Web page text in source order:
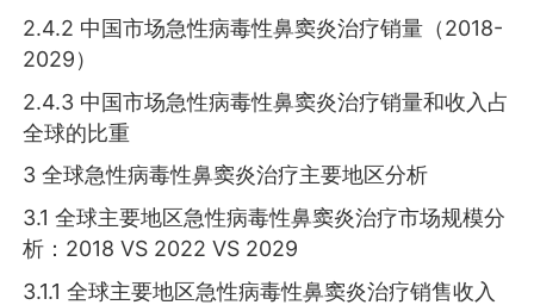
2.4.2 中国市场急性病毒性鼻窦炎治疗销量（2018-
2029）
2.4.3 中国市场急性病毒性鼻窦炎治疗销量和收入占
全球的比重
3 全球急性病毒性鼻窦炎治疗主要地区分析
3.1 全球主要地区急性病毒性鼻窦炎治疗市场规模分
析：2018 VS 2022 VS 2029
3.1.1 全球主要地区急性病毒性鼻窦炎治疗销售收入